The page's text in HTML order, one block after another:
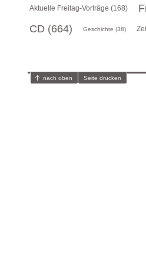
Aktuelle Freitag-Vorträge (168)
CD (664)
Geschichte (38)
nach oben Seite drucken